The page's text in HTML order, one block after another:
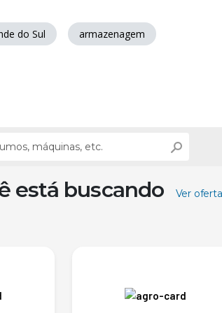
do Sul armazenagem
está buscando Ver